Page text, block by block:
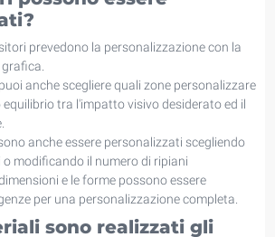
prevedono la personalizzazione con la
anche scegliere quali zone personalizzare
tra l'impatto visivo desiderato ed il
anche essere personalizzati scegliendo
modificando il numero di ripiani
e le forme possono essere
per una personalizzazione completa.
sono realizzati gli